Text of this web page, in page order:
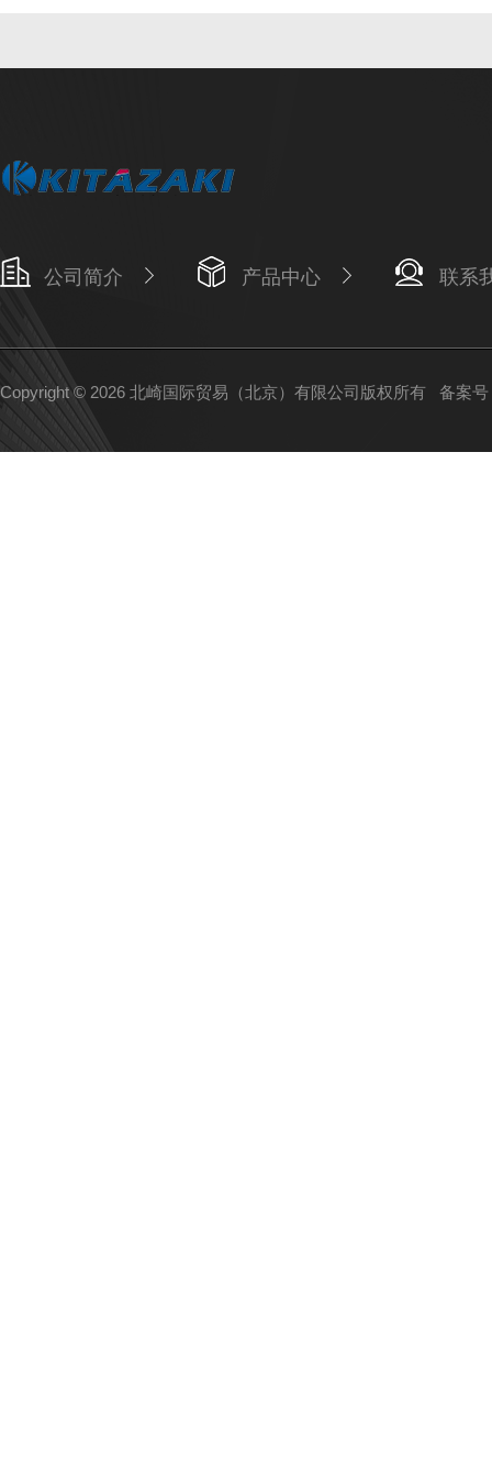
公司简介 产品中心 联系
Copyright © 2026 北崎国际贸易（北京）有限公司版权所有 备案号